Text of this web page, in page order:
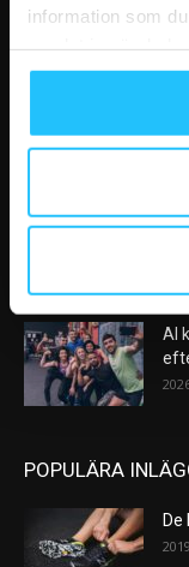
information som
VÅRA FAVORITER
AI
POPULÄRA